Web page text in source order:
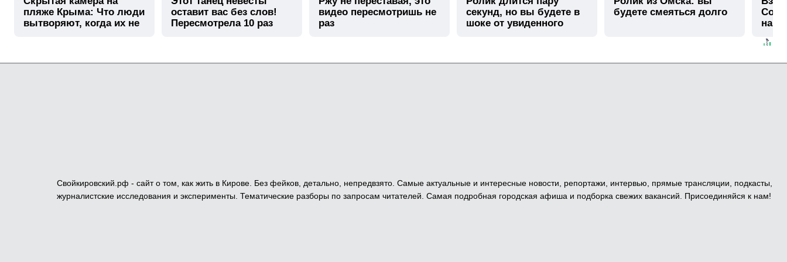
пляже Крыма: Что люди
вытворяют, когда их не
оставит вас без слов!
Пересмотрела 10 раз
видео пересмотришь не
раз
секунд, но вы будете в
шоке от увиденного
будете смеяться долго
Свойкировский.рф - сайт о том, как жить в Кирове. Без фейков, детально, непредвзято. Самые актуальные и интересные новости, репортажи, интервью, прямые трансляции, подкасты,
журналистские исследования и эксперименты. Тематические разборы по запросам читателей. Самая подробная городская афиша и подборка свежих вакансий. Присоединяйся к нам!